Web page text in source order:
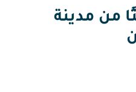
من مدينة
وجهة) أو التفاعل مع